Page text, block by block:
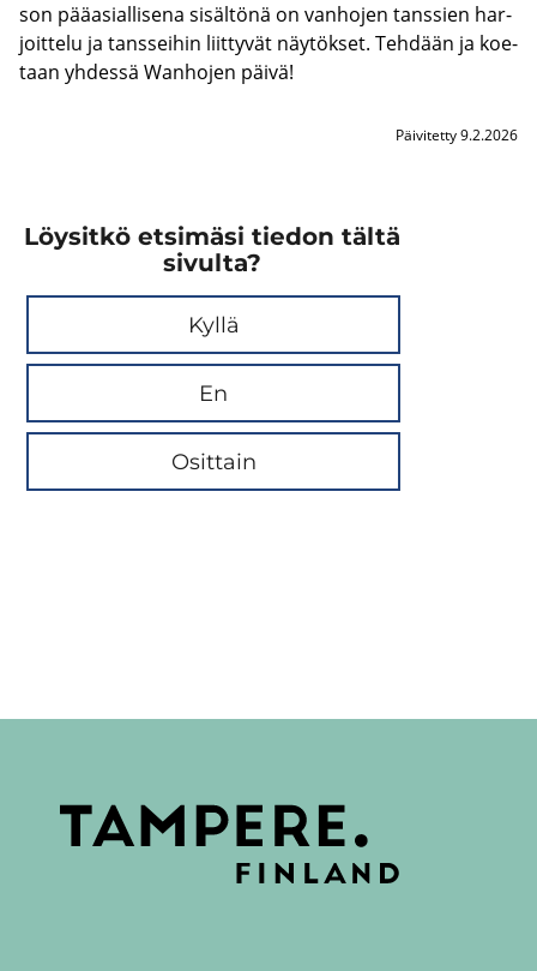
son pää­asial­li­se­na si­säl­tö­nä on van­ho­jen tans­sien har­
joit­te­lu ja tans­sei­hin liit­ty­vät näy­tök­set. Teh­dään ja koe­
taan yh­des­sä Wanhojen päivä!
Päivitetty 9.2.2026
Löysitkö etsimäsi tiedon tältä
sivulta?
Kyllä
En
Osittain